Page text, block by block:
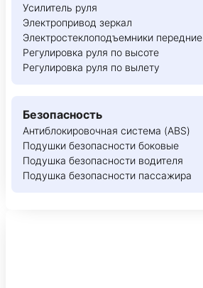
Усилитель руля
Электропривод зеркал
Электростеклоподъемники передние
Регулировка руля по высоте
Регулировка руля по вылету
Безопасность
Антиблокировочная система (ABS)
Подушки безопасности боковые
Подушка безопасности водителя
Подушка безопасности пассажира